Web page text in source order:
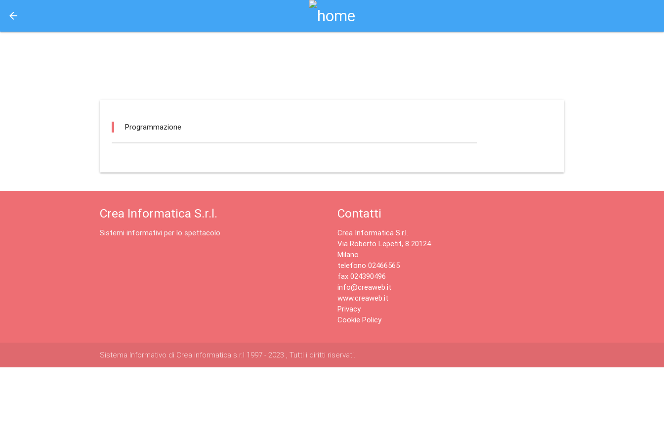
arrow_back
Programmazione
Crea Informatica S.r.l.
Sistemi informativi per lo spettacolo
Contatti
Crea Informatica S.r.l.
Via Roberto Lepetit, 8 20124
Milano
telefono 02466565
fax 024390496
info@creaweb.it
www.creaweb.it
Privacy
Cookie Policy
Sistema Informativo di Crea informatica s.r.l 1997 - 2023 , Tutti i diritti riservati.